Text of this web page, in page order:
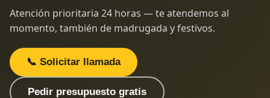
Atención prioritaria 24 horas — te atendemos al
momento, también de madrugada y festivos.
📞 Solicitar llamada
Pedir presupuesto gratis